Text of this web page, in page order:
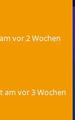
vor 2 Wochen
am vor 3 Wochen